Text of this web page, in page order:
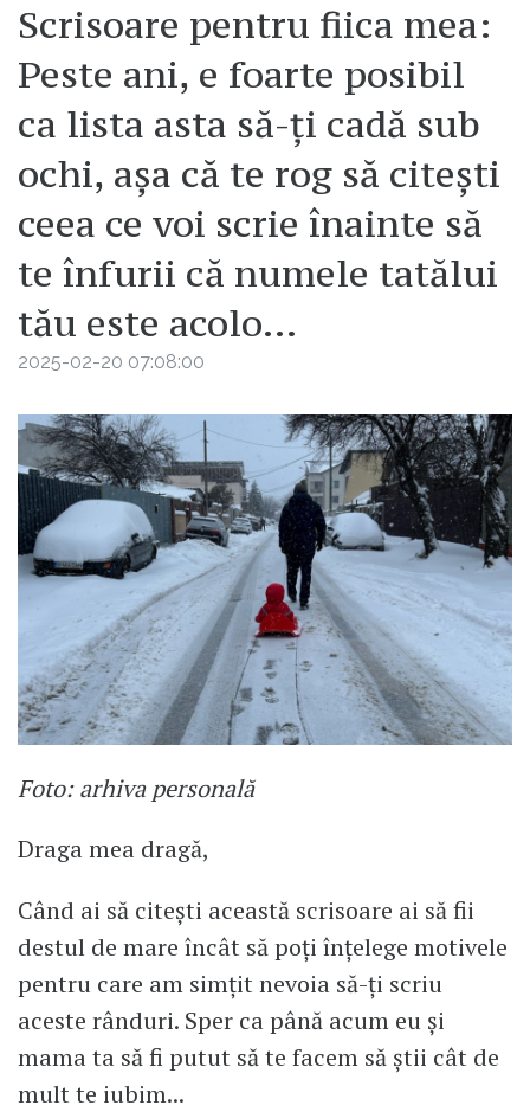
Scrisoare pentru fiica mea:
Peste ani, e foarte posibil
ca lista asta să-ți cadă sub
ochi, așa că te rog să citești
ceea ce voi scrie înainte să
te înfurii că numele tatălui
tău este acolo...
2025-02-20 07:08:00
Foto: arhiva personală
Draga mea dragă,
Când ai să citești această scrisoare ai să fii
destul de mare încât să poți înțelege motivele
pentru care am simțit nevoia să-ți scriu
aceste rânduri. Sper ca până acum eu și
mama ta să fi putut să te facem să știi cât de
mult te iubim...